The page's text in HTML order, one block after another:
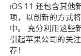
iOS 11 还包含其他
项，以创新的方式
中。 充分利用这些
引起苹果公司的关
荐！